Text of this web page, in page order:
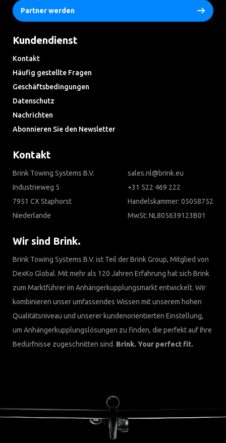
Partner werden
Kundendienst
Kontakt
Häufig gestellte Fragen
Geschäftsbedingungen
Datenschutz
Nachrichten
Abonnieren Sie den Newsletter
Kontakt
Brink Towing Systems B.V.
Industrieweg 5
7951 CX Staphorst
Niederlande
sales.nl@brink.eu
+31 522 469 222
Handelskammer: 05058752
MwSt: NL805639123B01
Wir sind Brink.
Brink Towing Systems B.V. ist Teil der Brink Group, Mitglied von
DexKo Global. Mit mehr als 120 Jahren Erfahrung hat sich Brink
zum Marktführer im Anhängerkupplungsmarkt entwickelt. Wir
kombinieren unser umfassendes Wissen mit unserem hohen
Qualitätsniveau und unserer kundenorientierten Einstellung,
um Anhängerkupplungslösungen zu finden, die perfekt auf Ihre
Bedürfnisse zugeschnitten sind. Brink. Your perfect fit.